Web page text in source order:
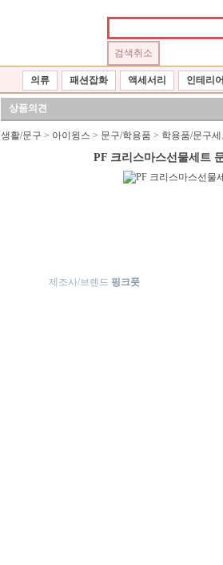
의류 패션잡화 액세서리 인테리
상품의견
생활/문구 > 아이윙스 > 문구/학용품 > 학용품/문구
PF 크리스마스선물세트
제조사/브렌드 핑크풋